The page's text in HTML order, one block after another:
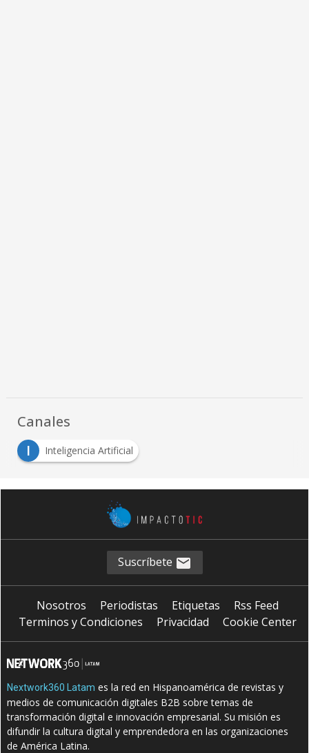
Canales
I
Inteligencia Artificial
Suscríbete
Nosotros Periodistas Etiquetas
Rss Feed
Terminos y Condiciones
Privacidad Cookie Center
Nextwork360 Latam es la red en Hispanoamérica de revistas y
medios de comunicación digitales B2B sobre temas de
transformación digital e innovación empresarial. Su misión es
difundir la cultura digital y emprendedora en las organizaciones
de América Latina.